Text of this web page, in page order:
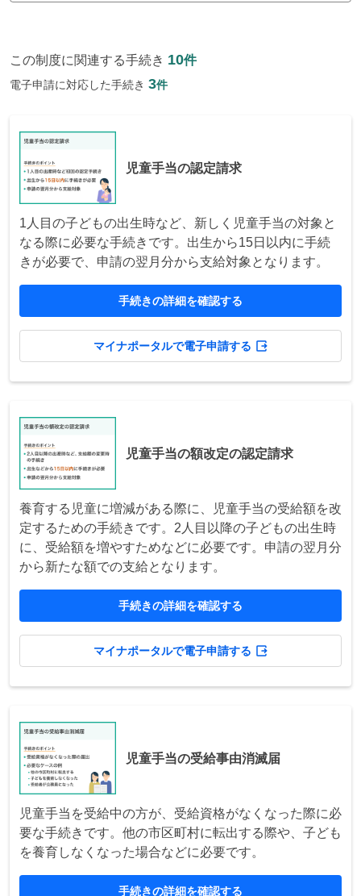
この制度に関連する手続き 10件
電子申請に対応した手続き 3件
児童手当の認定請求
1人目の子どもの出生時など、新しく児童手当の対象と
なる際に必要な手続きです。出生から15日以内に手続
きが必要で、申請の翌月分から支給対象となります。
手続きの詳細を確認する
マイナポータルで電子申請する
児童手当の額改定の認定請求
養育する児童に増減がある際に、児童手当の受給額を改
定するための手続きです。2人目以降の子どもの出生時
に、受給額を増やすためなどに必要です。申請の翌月分
から新たな額での支給となります。
手続きの詳細を確認する
マイナポータルで電子申請する
児童手当の受給事由消滅届
児童手当を受給中の方が、受給資格がなくなった際に必
要な手続きです。他の市区町村に転出する際や、子ども
を養育しなくなった場合などに必要です。
手続きの詳細を確認する